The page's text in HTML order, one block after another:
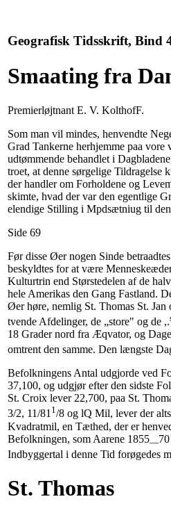
Geografisk Tidsskrift, Bind
Smaating fra
Premierløjtnant E. V. KolthofF.
Som man vil mindes, henvendte
Grad Tankerne herhjemme paa vore
udtømmende behandlet i
troet, at denne sørgelige
der handler om Forholdene og
skimte, hvad der var den egentlige
elendige Stilling i Mpdsætniug til
Side 69
Før disse Øer nogen Sinde
beskyldtes for at være
Kulturtrin end Størstedelen af de
hele Amerikas den Gang Fastland.
Øer høre, nemlig St. Thomas St.
tvende Afdelinger, de „store" og de ,.
18 Grader nord fra Æqvator, og
omtrent den samme. Den længste
Befolkningens Antal udgjorde ved
37,100, og udgjør efter den sidste
St. Croix lever 22,700, paa St.
3/2, 11/811/8 og lQ Mil, lever der
Kvadratmil, en Tæthed, der er
Befolkningen, som Aarene 1855—
Indbyggertal i denne Tid forøgedes
St. Thomas